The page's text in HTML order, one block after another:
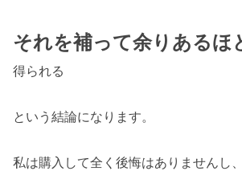
それを補って余りあるほ
得られる
という結論になります。
私は購入して全く後悔はありませんし